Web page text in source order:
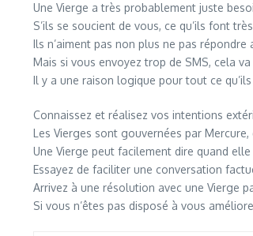
Une Vierge a très probablement juste
S’ils se soucient de vous, ce qu’ils font
Ils n’aiment pas non plus ne pas
Mais si vous envoyez trop de SMS, cela
Il y a une raison logique pour tout ce
Connaissez et réalisez vos intentions
Les Vierges sont gouvernées par
Une Vierge peut facilement dire quand
Essayez de faciliter une conversation
Arrivez à une résolution avec une Vierge
Si vous n’êtes pas disposé à vous